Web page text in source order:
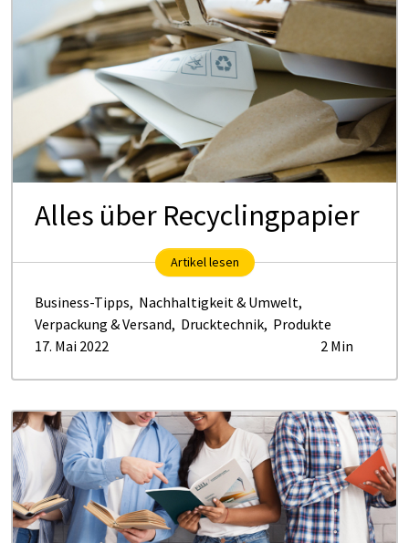
Al­les über Re­cy­cling­pa­pier
Artikel lesen
Business-Tipps, Nachhaltigkeit & Umwelt,
Verpackung & Versand, Drucktechnik, Produkte
17. Mai 2022
2 Min